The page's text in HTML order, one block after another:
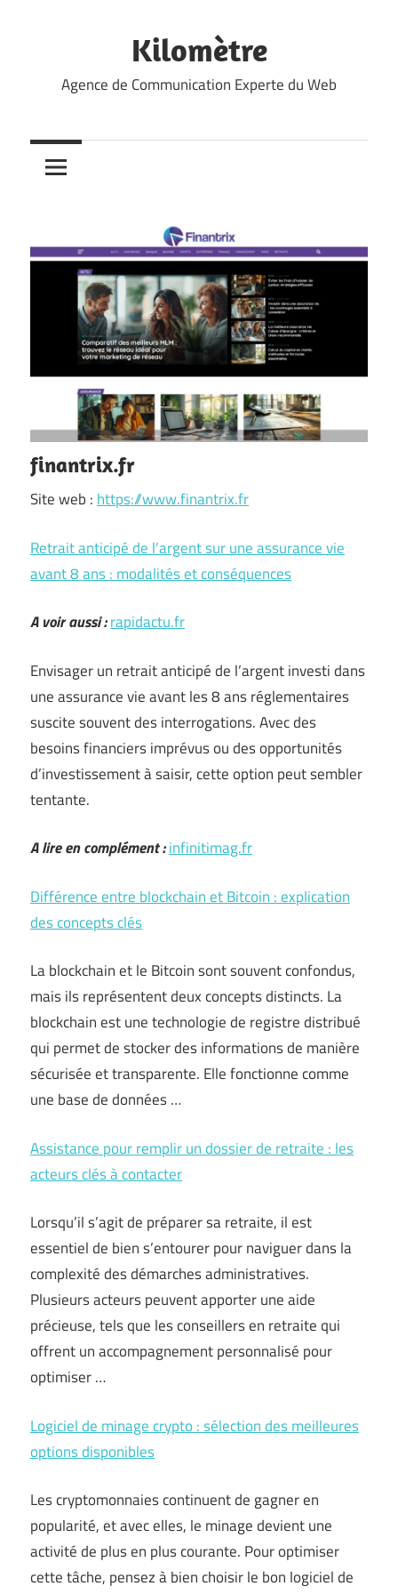
Kilomètre
Agence de Communication Experte du Web
finantrix.fr
Site web : https://www.finantrix.fr
Retrait anticipé de l’argent sur une assurance vie
avant 8 ans : modalités et conséquences
A voir aussi :rapidactu.fr
Envisager un retrait anticipé de l’argent investi dans
une assurance vie avant les 8 ans réglementaires
suscite souvent des interrogations. Avec des
besoins financiers imprévus ou des opportunités
d’investissement à saisir, cette option peut sembler
tentante.
A lire en complément :infinitimag.fr
Différence entre blockchain et Bitcoin : explication
des concepts clés
La blockchain et le Bitcoin sont souvent confondus,
mais ils représentent deux concepts distincts. La
blockchain est une technologie de registre distribué
qui permet de stocker des informations de manière
sécurisée et transparente. Elle fonctionne comme
une base de données …
Assistance pour remplir un dossier de retraite : les
acteurs clés à contacter
Lorsqu’il s’agit de préparer sa retraite, il est
essentiel de bien s’entourer pour naviguer dans la
complexité des démarches administratives.
Plusieurs acteurs peuvent apporter une aide
précieuse, tels que les conseillers en retraite qui
offrent un accompagnement personnalisé pour
optimiser …
Logiciel de minage crypto : sélection des meilleures
options disponibles
Les cryptomonnaies continuent de gagner en
popularité, et avec elles, le minage devient une
activité de plus en plus courante. Pour optimiser
cette tâche, pensez à bien choisir le bon logiciel de